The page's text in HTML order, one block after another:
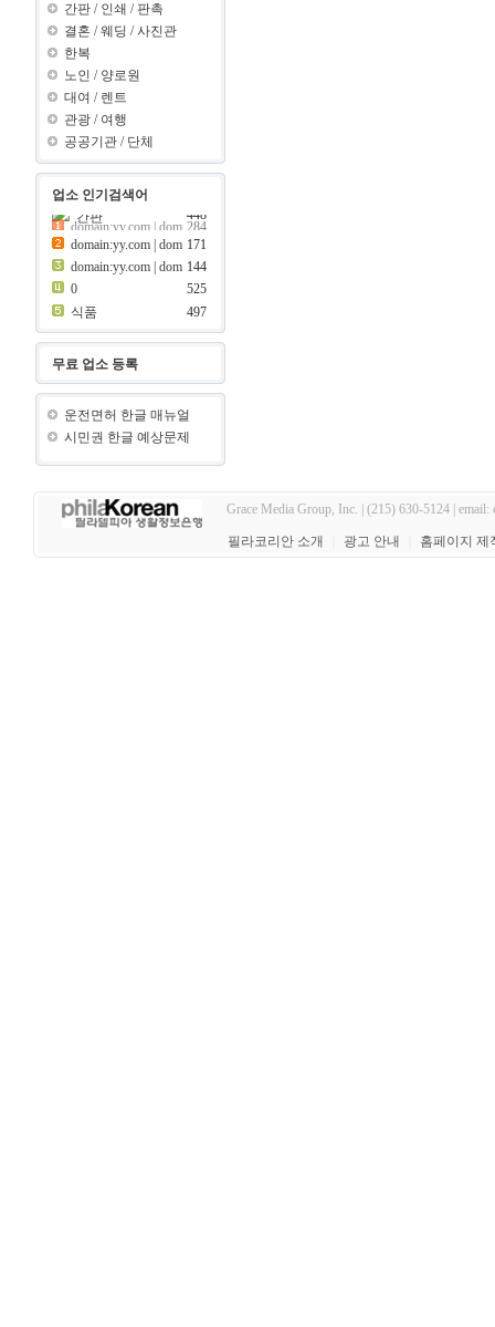
간판 / 인쇄 / 판촉
결혼 /웨딩 /사진관
한복
노인 / 양로원
대여 / 렌트
관광 / 여행
공공기관 / 단체
업소 인기검색어
간판
448
간판
448
이용
448
domain:yy.com | dom
ain:y ???..
171
08
보험
441
domain:yy.com | dom
ain:z ???..
144
69
제과점
399
0 525
크래딧 392
식품 497
무료 업소 등록
운전면허 한글 매뉴얼
시민권 한글 예상문제
Grace Media Group, Inc. | (215) 630-5124 | email:
필라코리안 소개 광고 안내 홈페이지 제